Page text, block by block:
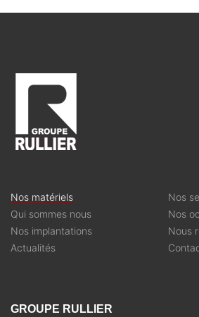
Nos matériels
Qui sommes nous
Nos implantations
Actualités
Nos
Nos
Nous
GROUPE RULLIER